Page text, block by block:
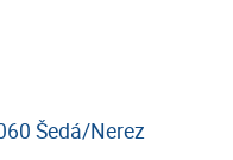
Šedá/Nerez